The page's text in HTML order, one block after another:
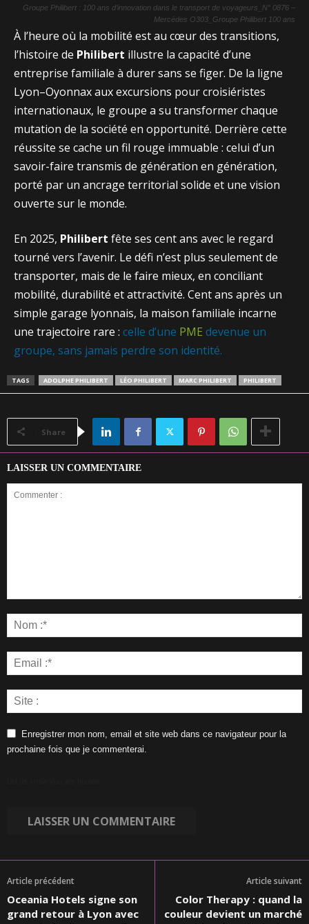
Groupe Philibert : 100 ans d’innovation dans le transport de voyageurs_N° 0876 –
Mercédes O303_Groupe Philibert 100 ans
À l’heure où la mobilité est au cœur des transitions,
l’histoire de Philibert illustre la capacité d’une
entreprise familiale à durer sans se figer. De la ligne
Lyon–Oyonnax aux excursions pour croisiéristes
internationaux, le groupe a su transformer chaque
mutation de la société en opportunité. Derrière cette
réussite se cache un fil rouge immuable : celui d’un
savoir-faire transmis de génération en génération,
porté par un ancrage territorial solide et une vision
ouverte sur le monde.
En 2025, Philibert fête ses cent ans avec le regard
tourné vers l’avenir. Le défi n’est plus seulement de
transporter, mais de le faire mieux, en conciliant
mobilité, durabilité et attractivité. Cent ans après un
simple garage lyonnais, la maison familiale incarne
une trajectoire rare : celle d’une PME devenue un
groupe, sans jamais perdre son identité.
TAGS ADOLPHE PHILIBERT LÉO PHILIBERT MARC PHILIBERT PHILIBERT
Share
LAISSER UN COMMENTAIRE
Enregistrer mon nom, email et site web dans ce navigateur pour la
prochaine fois que je commenterai.
Article précédent
Oceania Hotels signe son
grand retour à Lyon avec
Article suivant
Color Therapy : quand la
couleur devient un marché